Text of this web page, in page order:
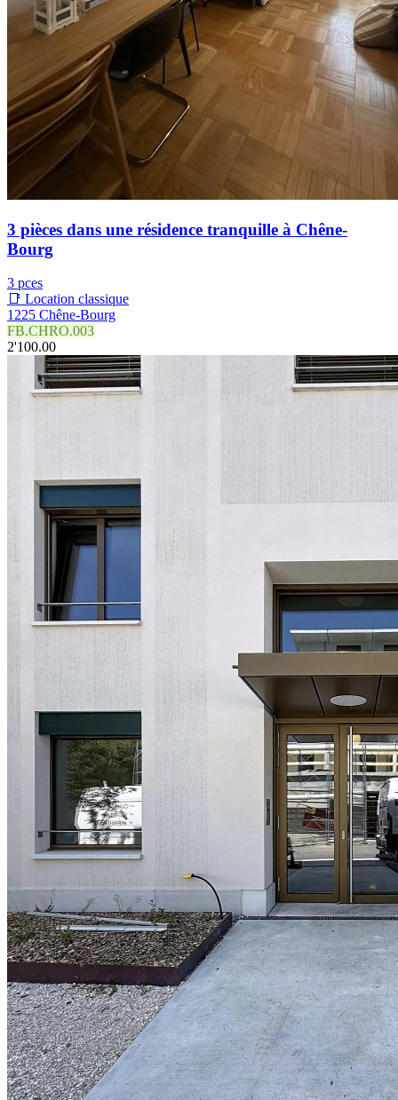
3 pièces dans une résidence tranquille à Chêne-
Bourg
3 pces
📑 Location classique
1225 Chêne-Bourg
FB.CHRO.003
2'100.00